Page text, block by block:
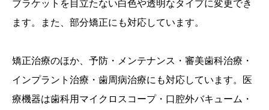
ブラケットを目立たない白色や透明なタイプに変更でき
ます。また、部分矯正にも対応しています。
矯正治療のほか、予防・メンテナンス・審美歯科治療・
インプラント治療・歯周病治療にも対応しています。医
療機器は歯科用マイクロスコープ・口腔外バキューム・